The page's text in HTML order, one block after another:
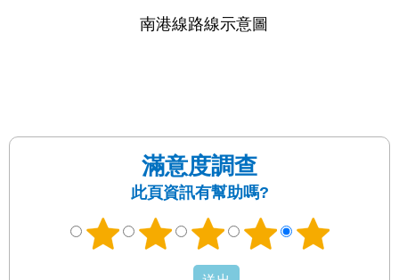
南港線路線示意圖
滿意度調查
此頁資訊有幫助嗎?